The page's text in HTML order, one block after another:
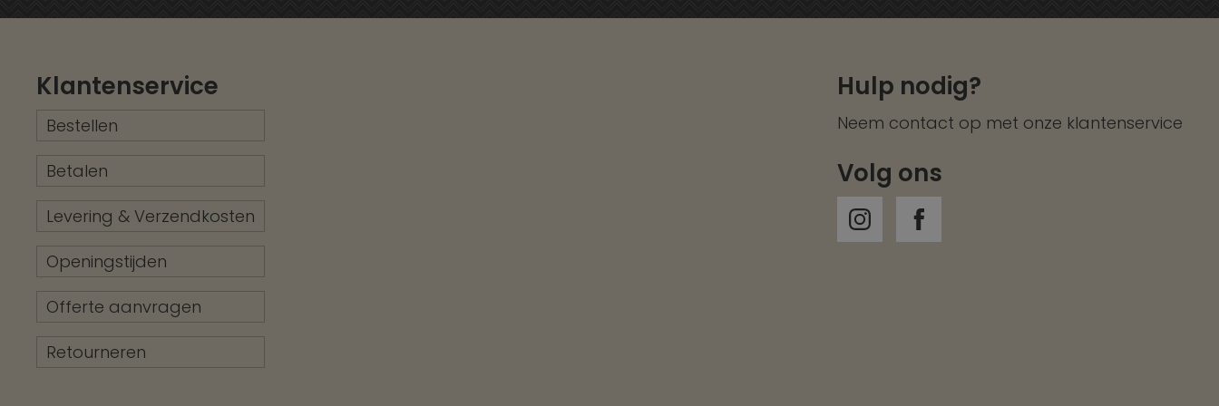
Klantenservice
Bestellen
Betalen
Levering & Verzendkosten
Openingstijden
Offerte aanvragen
Retourneren
Hulp nodig?
Neem contact op met onze klantenservice
Volg ons